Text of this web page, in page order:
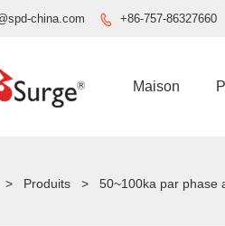
china.com  +86-757-86327660
Maison
> Produits > 50~100ka par phase